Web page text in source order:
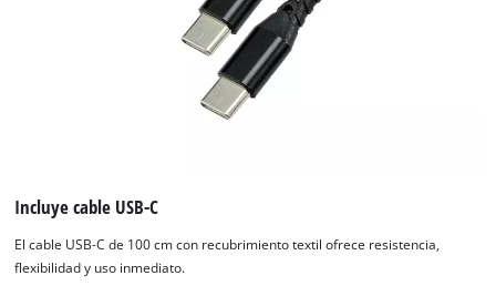
Incluye cable USB-C
El cable USB-C de 100 cm con recubrimiento textil ofrece resistencia,
flexibilidad y uso inmediato.